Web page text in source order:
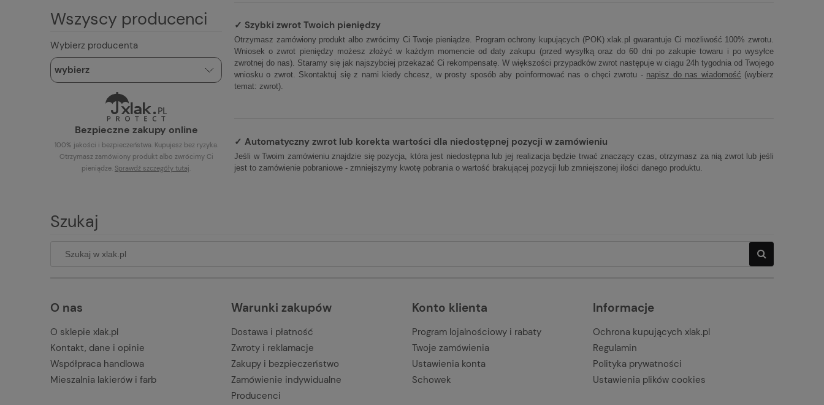
Wszyscy producenci
Wybierz producenta
Bezpieczne zakupy online
100% jakości i bezpieczeństwa. Kupujesz bez ryzyka.
Otrzymasz zamówiony produkt albo zwrócimy Ci
pieniądze. Sprawdź szczegóły tutaj
✓ Szybki zwrot Twoich pieniędzy
Otrzymasz zamówiony produkt albo zwrócimy Ci Twoje pieniądze. Program ochrony kupujących (POK) xlak.pl gwarantuje Ci możliwość 100% zwrotu.
Wniosek o zwrot pieniędzy możesz złożyć w każdym momencie od daty zakupu (przed wysyłką oraz do 60 dni po zakupie towaru i po wysyłce
zwrotnej do nas). Staramy się jak najszybciej przekazać Ci rekompensatę. W większości przypadków zwrot następuje w ciągu 24h tygodnia od Twojego
wniosku o zwrot. Skontaktuj się z nami kiedy chcesz, w prosty sposób aby poinformować nas o chęci zwrotu - napisz do nas wiadomość (wybierz
temat: zwrot).
✓ Automatyczny zwrot lub korekta wartości dla niedostępnej pozycji w zamówieniu
Jeśli w Twoim zamówieniu znajdzie się pozycja, która jest niedostępna lub jej realizacja będzie trwać znaczący czas, otrzymasz za nią zwrot lub jeśli
jest to zamówienie pobraniowe - zmniejszymy kwotę pobrania o wartość brakującej pozycji lub zmniejszonej ilości danego produktu.
Szukaj
O nas
O sklepie xlak.pl
Kontakt, dane i opinie
Współpraca handlowa
Mieszalnia lakierów i farb
Warunki zakupów
Dostawa i płatność
Zwroty i reklamacje
Zakupy i bezpieczeństwo
Zamówienie indywidualne
Producenci
Konto klienta
Program lojalnościowy i rabaty
Twoje zamówienia
Ustawienia konta
Schowek
Informacje
Ochrona kupujących xlak.pl
Regulamin
Polityka prywatności
Ustawienia plików cookies